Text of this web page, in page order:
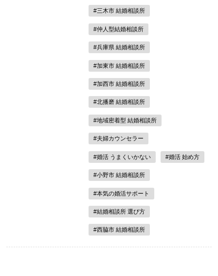
#三木市 結婚相談所
#仲人型結婚相談所
#兵庫県 結婚相談所
#加東市 結婚相談所
#加西市 結婚相談所
#北播磨 結婚相談所
#地域密着型 結婚相談所
#夫婦カウンセラー
#婚活 うまくいかない #婚活 始め方
#小野市 結婚相談所
#本気の婚活サポート
#結婚相談所 選び方
#西脇市 結婚相談所